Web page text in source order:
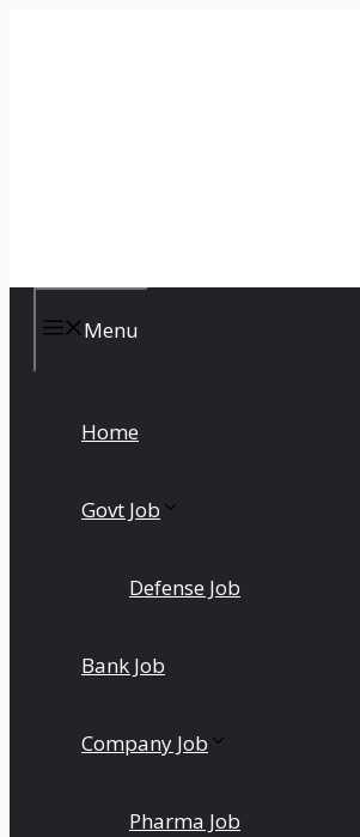
Menu
Home
Govt Job
Defense Job
Bank Job
Company Job
Pharma Job